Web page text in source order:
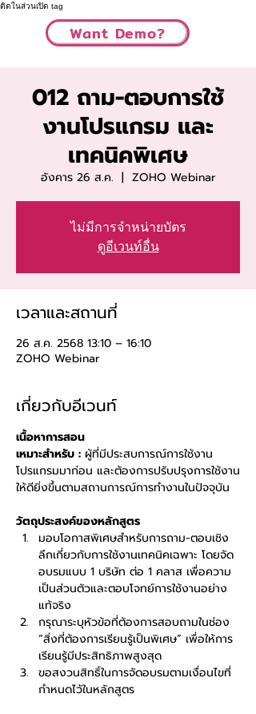
ติดในส่วนเปิด tag
Want Demo?
012 ถาม-ตอบการใช้
งานโปรแกรม และ
เทคนิคพิเศษ
อังคาร 26 ส.ค.
  |
ZOHO Webinar
ไม่มีการจำหน่ายบัตร
ดูอีเวนท์อื่น
เวลาและสถานที่
26 ส.ค. 2568 13:10 – 16:10
ZOHO Webinar
เกี่ยวกับอีเวนท์
เนื้อหาการสอน
เหมาะสำหรับ : ผู้ที่มีประสบการณ์การใช้งาน
โปรแกรมมาก่อน และต้องการปรับปรุงการใช้งาน
ให้ดียิ่งขึ้นตามสถานการณ์การทำงานในปัจจุบัน
วัตถุประสงค์ของหลักสูตร
มอบโอกาสพิเศษสำหรับการถาม-ตอบเชิง
ลึกเกี่ยวกับการใช้งานเทคนิคเฉพาะ โดยจัด
อบรมแบบ 1 บริษัท ต่อ 1 คลาส เพื่อความ
เป็นส่วนตัวและตอบโจทย์การใช้งานอย่าง
แท้จริง
กรุณาระบุหัวข้อที่ต้องการสอบถามในช่อง
“สิ่งที่ต้องการเรียนรู้เป็นพิเศษ” เพื่อให้การ
เรียนรู้มีประสิทธิภาพสูงสุด
ขอสงวนสิทธิ์ในการจัดอบรมตามเงื่อนไขที่
กำหนดไว้ในหลักสูตร